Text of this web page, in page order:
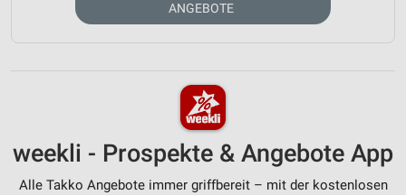
ANGEBOTE
weekli - Prospekte & Angebote App
Alle Takko Angebote immer griffbereit – mit der kostenlosen